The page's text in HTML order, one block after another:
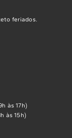
feriados.
às 17h)
às 15h)